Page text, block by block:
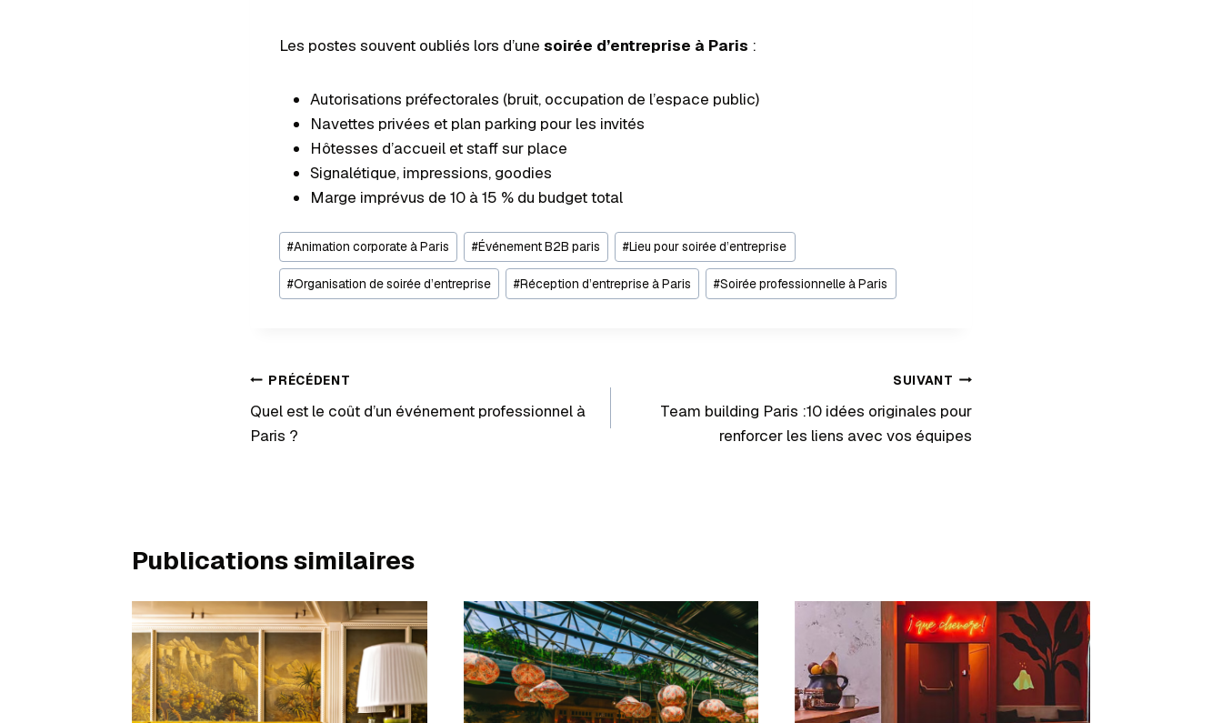
Les postes souvent oubliés lors d’une soirée d’entreprise à Paris :
Autorisations préfectorales (bruit, occupation de l’espace public)
Navettes privées et plan parking pour les invités
Hôtesses d’accueil et staff sur place
Signalétique, impressions, goodies
Marge imprévus de 10 à 15 % du budget total
#Animation corporate à Paris #Événement B2B paris #Lieu pour soirée d’entreprise
#Organisation de soirée d’entreprise #Réception d’entreprise à Paris #Soirée professionnelle à Paris
PRÉCÉDENT
Quel est le coût d’un événement professionnel à
Paris ?
SUIVANT
Team building Paris :10 idées originales pour
renforcer les liens avec vos équipes
Publications similaires